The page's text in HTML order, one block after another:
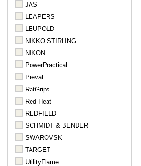
JAS
LEAPERS
LEUPOLD
NIKKO STIRLING
NIKON
PowerPractical
Preval
RatGrips
Red Heat
REDFIELD
SCHMIDT & BENDER
SWAROVSKI
TARGET
UtilityFlame